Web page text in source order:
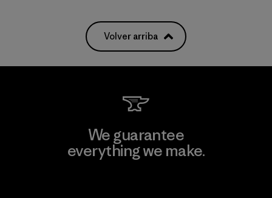
Volver arriba
We guarantee
everything we make.